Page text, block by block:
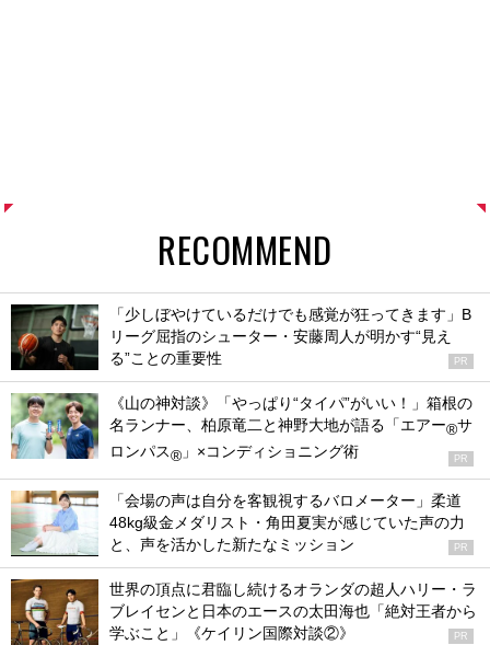
RECOMMEND
「少しぼやけているだけでも感覚が狂ってきます」B
リーグ屈指のシューター・安藤周人が明かす“見え
る”ことの重要性
PR
《山の神対談》「やっぱり“タイパ”がいい！」箱根の
名ランナー、柏原竜二と神野大地が語る「エアー®サ
ロンパス® 」×コンディショニング術 PR
「会場の声は自分を客観視するバロメーター」柔道
48kg級金メダリスト・角田夏実が感じていた声の力
と、声を活かした新たなミッション
PR
世界の頂点に君臨し続けるオランダの超人ハリー・ラ
ブレイセンと日本のエースの太田海也「絶対王者から
学ぶこと」《ケイリン国際対談②》
PR